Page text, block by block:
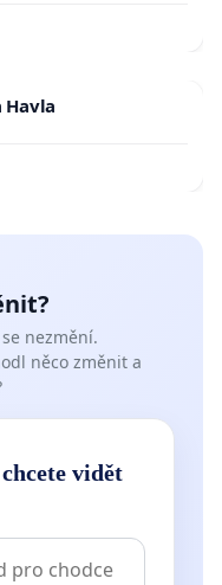
nezmění.
něco změnit a
vidět